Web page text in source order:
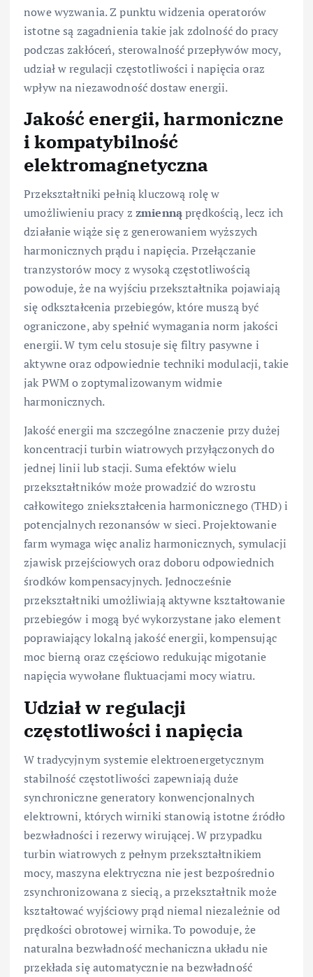
nowe wyzwania. Z punktu widzenia operatorów
istotne są zagadnienia takie jak zdolność do pracy
podczas zakłóceń, sterowalność przepływów mocy,
udział w regulacji częstotliwości i napięcia oraz
wpływ na niezawodność dostaw energii.
Jakość energii, harmoniczne
i kompatybilność
elektromagnetyczna
Przekształtniki pełnią kluczową rolę w
umożliwieniu pracy zzmiennąprędkością, lecz ich
działanie wiąże się z generowaniem wyższych
harmonicznych prądu i napięcia. Przełączanie
tranzystorów mocy z wysoką częstotliwością
powoduje, że na wyjściu przekształtnika pojawiają
się odkształcenia przebiegów, które muszą być
ograniczone, aby spełnić wymagania norm jakości
energii. W tym celu stosuje się filtry pasywne i
aktywne oraz odpowiednie techniki modulacji, takie
jak PWM o zoptymalizowanym widmie
harmonicznych.
Jakość energii ma szczególne znaczenie przy dużej
koncentracji turbin wiatrowych przyłączonych do
jednej linii lub stacji. Suma efektów wielu
przekształtników może prowadzić do wzrostu
całkowitego zniekształcenia harmonicznego (THD) i
potencjalnych rezonansów w sieci. Projektowanie
farm wymaga więc analiz harmonicznych, symulacji
zjawisk przejściowych oraz doboru odpowiednich
środków kompensacyjnych. Jednocześnie
przekształtniki umożliwiają aktywne kształtowanie
przebiegów i mogą być wykorzystane jako element
poprawiający lokalną jakość energii, kompensując
moc bierną oraz częściowo redukując migotanie
napięcia wywołane fluktuacjami mocy wiatru.
Udział w regulacji
częstotliwości i napięcia
W tradycyjnym systemie elektroenergetycznym
stabilność częstotliwości zapewniają duże
synchroniczne generatory konwencjonalnych
elektrowni, których wirniki stanowią istotne źródło
bezwładności i rezerwy wirującej. W przypadku
turbin wiatrowych z pełnym przekształtnikiem
mocy, maszyna elektryczna nie jest bezpośrednio
zsynchronizowana z siecią, a przekształtnik może
kształtować wyjściowy prąd niemal niezależnie od
prędkości obrotowej wirnika. To powoduje, że
naturalna bezwładność mechaniczna układu nie
przekłada się automatycznie na bezwładność